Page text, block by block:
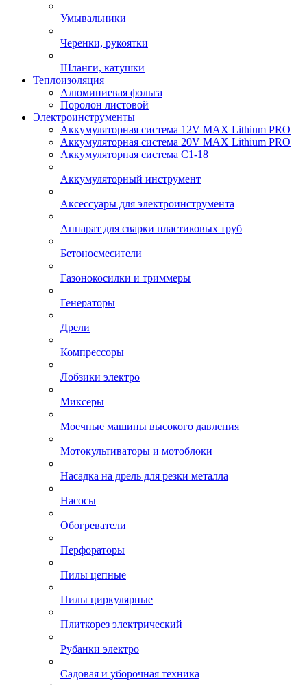
Умывальники
Черенки, рукоятки
Шланги, катушки
Теплоизоляция
Алюминиевая фольга
Поролон листовой
Электроинструменты
Аккумуляторная система 12V MAX Lithium PRO
Аккумуляторная система 20V MAX Lithium PRO
Аккумуляторная система С1-18
Аккумуляторный инструмент
Аксессуары для электроинструмента
Аппарат для сварки пластиковых труб
Бетоносмесители
Газонокосилки и триммеры
Генераторы
Дрели
Компрессоры
Лобзики электро
Миксеры
Моечные машины высокого давления
Мотокультиваторы и мотоблоки
Насадка на дрель для резки металла
Насосы
Обогреватели
Перфораторы
Пилы цепные
Пилы циркулярные
Плиткорез электрический
Рубанки электро
Садовая и уборочная техника